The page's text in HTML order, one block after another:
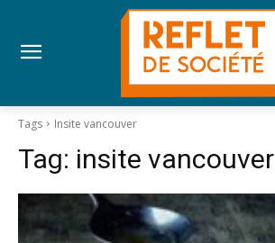
Tags Insite vancouver
Tag: insite vancouver